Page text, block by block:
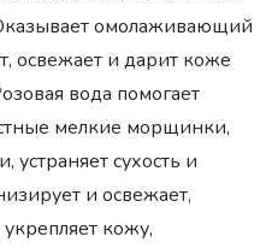
омолаживающий
освежает и дарит коже
вода помогает
мелкие морщинки,
сухость и
и освежает,
кожу,